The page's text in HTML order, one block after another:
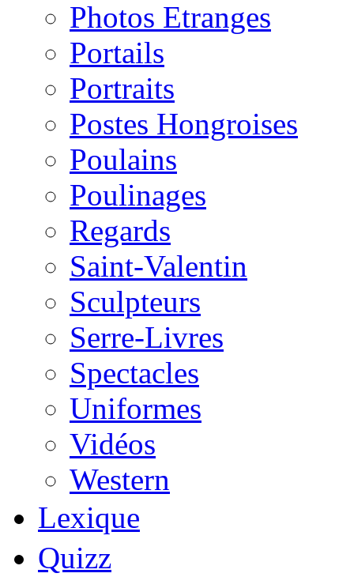
Photos Etranges
Portails
Portraits
Postes Hongroises
Poulains
Poulinages
Regards
Saint-Valentin
Sculpteurs
Serre-Livres
Spectacles
Uniformes
Vidéos
Western
Lexique
Quizz